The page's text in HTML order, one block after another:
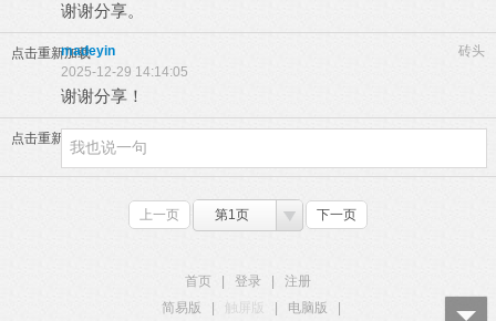
谢谢分享。
点击重新加载 砖头
madeyin
2025-12-29 14:14:05
谢谢分享！
点击重新加载
上一页 第1页 下一页
首页 登录
注册
简易版
触屏版 电脑版